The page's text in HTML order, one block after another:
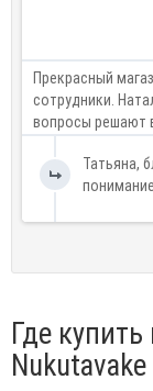
Прекрасный
сотрудники.
вопросы решают
рекоменд..Татьяна,
Где
Nukutavake